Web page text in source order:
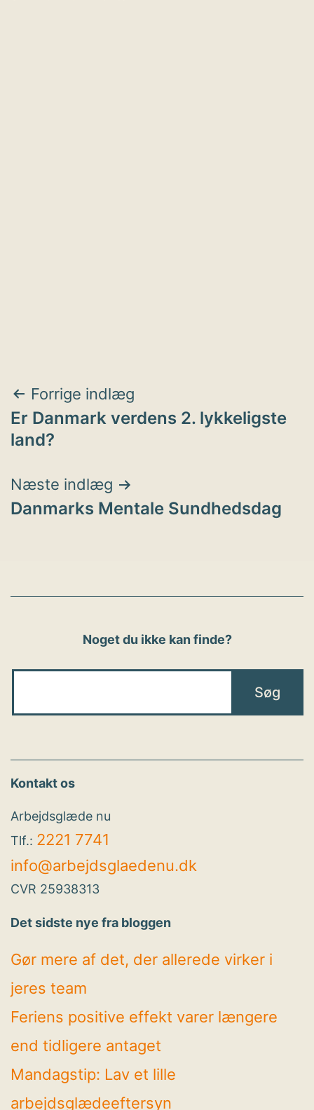
Indlægsnavigation
Forrige indlæg
Er Danmark verdens 2. lykkeligste
land?
Næste indlæg
Danmarks Mentale Sundhedsdag
Noget du ikke kan finde?
Kontakt os
Arbejdsglæde nu
Tlf.: 2221 7741
info@arbejdsglaedenu.dk
CVR 25938313
Det sidste nye fra bloggen
Gør mere af det, der allerede virker i
jeres team
Feriens positive effekt varer længere
end tidligere antaget
Mandagstip: Lav et lille
arbejdsglædeeftersyn